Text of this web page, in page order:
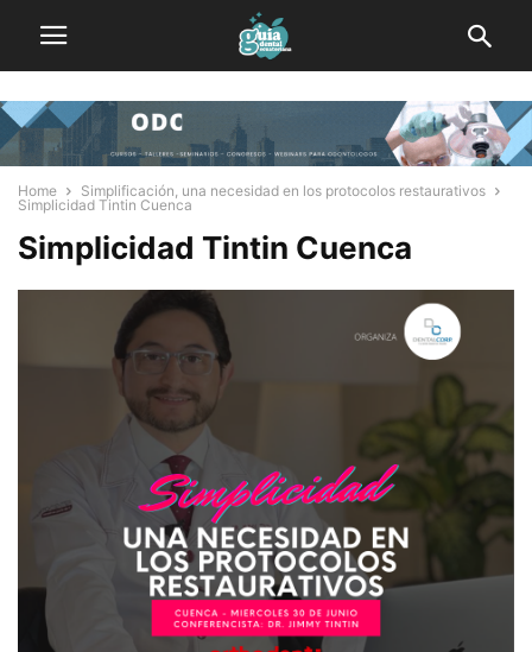
Home
Simplificación, una necesidad en los protocolos restaurativos
Simplicidad Tintin Cuenca
Simplicidad Tintin Cuenca